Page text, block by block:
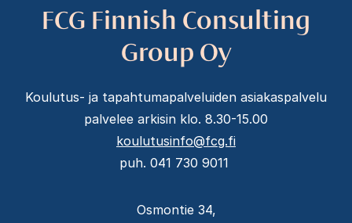
FCG Finnish Consulting
Group Oy
Koulutus- ja tapahtumapalveluiden asiakaspalvelu
palvelee arkisin klo. 8.30-15.00
koulutusinfo@fcg.fi
puh. 041 730 9011
Osmontie 34,